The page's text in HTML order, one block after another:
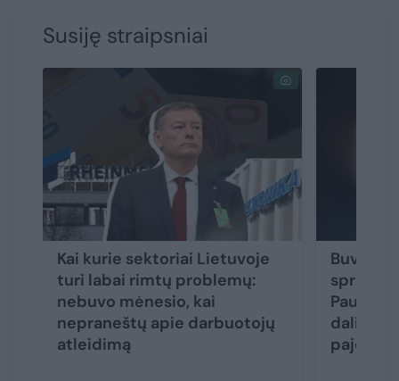
Susiję straipsniai
Kai kurie sektoriai Lietuvoje
turi labai rimtų problemų:
nebuvo mėnesio, kai
nepraneštų apie darbuotojų
atleidimą
Paukštį:
dalinį